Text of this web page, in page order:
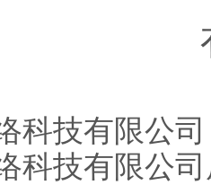
科技有限公
科技有限公